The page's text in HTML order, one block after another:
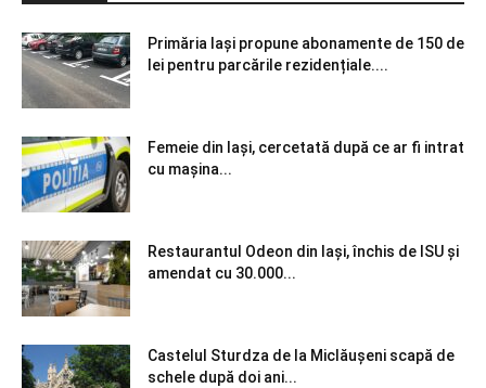
Primăria Iași propune abonamente de 150 de
lei pentru parcările rezidențiale....
Femeie din Iași, cercetată după ce ar fi intrat
cu mașina...
Restaurantul Odeon din Iași, închis de ISU și
amendat cu 30.000...
Castelul Sturdza de la Miclăușeni scapă de
schele după doi ani...